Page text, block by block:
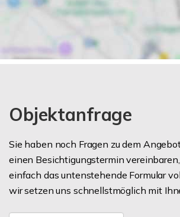
Objektanfrage
Sie haben noch Fragen zu dem
einen Besichtigungstermin
einfach das untenstehende Formular
wir setzen uns schnellstmöglich mit